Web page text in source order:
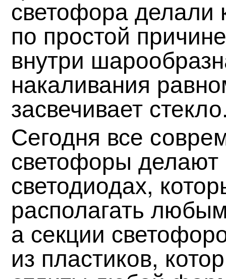
светофора делали
по простой
внутри
накаливания
засвечивает
Сегодня все
светофоры делают
светодиодах,
располагать
а секции
из пластиков,